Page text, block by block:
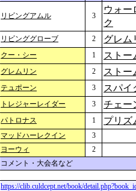
リビングアムル 3
ウォー
ク
リビンググローブ 2 グレム
クー・シー 1 ストー
グレムリン 2 ストー
テュポーン 3 スパイ
トレジャーレイダー 3 チェー
パトロナス 1 プリズ
マッドハーレクイン
3
ヨーウィ
2
コメント・大会名など
https://clib.culdcept.net/book/